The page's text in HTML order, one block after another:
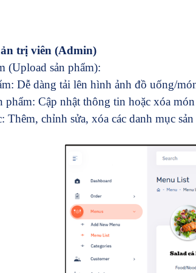
trị viên (Admin)
(Upload sản phẩm):
Dễ dàng tải lên hình ảnh đồ uống/
phẩm: Cập nhật thông tin hoặc xóa
Thêm, chỉnh sửa, xóa các danh mục